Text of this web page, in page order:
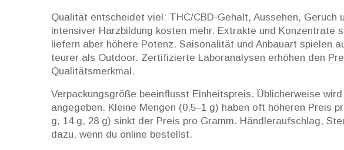
Qualität entscheidet viel: THC/CBD-Gehalt, Aussehen, Geruch
intensiver Harzbildung kosten mehr. Extrakte und Konzentrate
liefern aber höhere Potenz. Saisonalität und Anbauart spielen
teurer als Outdoor. Zertifizierte Laboranalysen erhöhen den
Qualitätsmerkmal.
Verpackungsgröße beeinflusst Einheitspreis. Üblicherweise
angegeben. Kleine Mengen (0,5–1 g) haben oft höheren Preis
g, 14 g, 28 g) sinkt der Preis pro Gramm. Händleraufschlag,
dazu, wenn du online bestellst.